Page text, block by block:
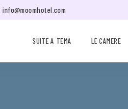
info@moomhotel.com
SUITE A TEMA LE CAMERE